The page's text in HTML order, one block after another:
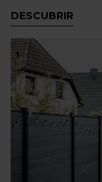
DESCUBRIR